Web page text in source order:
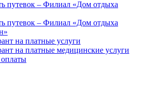
путевок – Филиал «Дом отдыха
путевок – Филиал «Дом отдыха
на платные услуги
на платные медицинские услуги